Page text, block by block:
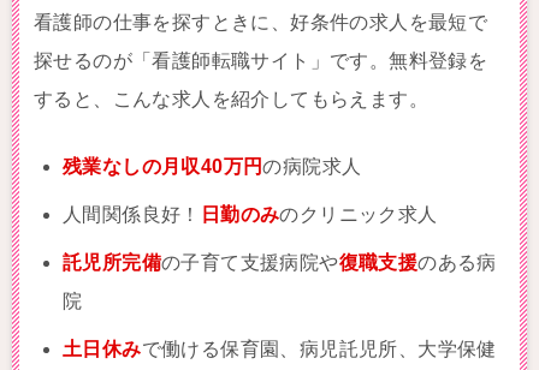
看護師の仕事を探すときに、好条件の求人を最短で
探せるのが「看護師転職サイト」です。無料登録を
すると、こんな求人を紹介してもらえます。
残業なしの月収40万円の病院求人
人間関係良好！ 日勤のみのクリニック求人
託児所完備の子育て支援病院や復職支援のある病
院
土日休みで働ける保育園、病児託児所、大学保健